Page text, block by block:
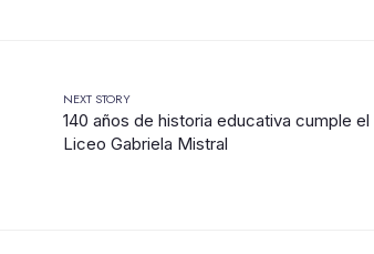
NEXT STORY
140 años de historia educativa cumple el
Liceo Gabriela Mistral